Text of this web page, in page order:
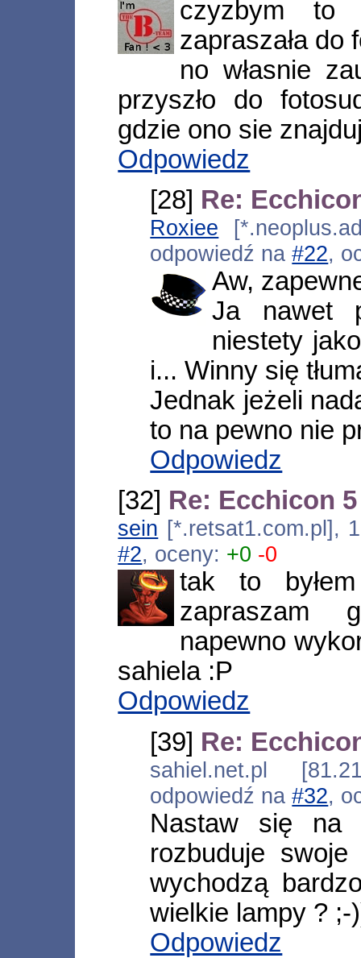
czyzbym
zapraszała do
no własnie
przyszło do
gdzie ono sie
Odpowiedz
[28] Re:
Roxiee
odpowiedź na#22,
Aw,
Ja nawet
niestety
i... Winny się
Jednak jeżeli
to na pewno nie
Odpowiedz
[32] Re: Ecchicon
sein [*.retsat1.com.pl],
#2, oceny: +0 -0
tak to
zapraszam
napewno
sahiela :P
Odpowiedz
[39] Re:
sahiel.net.pl
odpowiedź na#32,
Nastaw się na
rozbuduje
wychodzą
wielkie lampy ? ;-
Odpowiedz